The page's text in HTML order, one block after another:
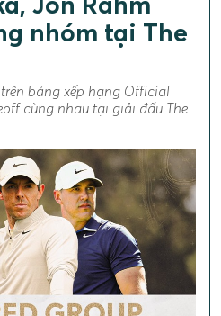
nhóm tại The
bảng xếp hạng Official
cùng nhau tại giải đấu The